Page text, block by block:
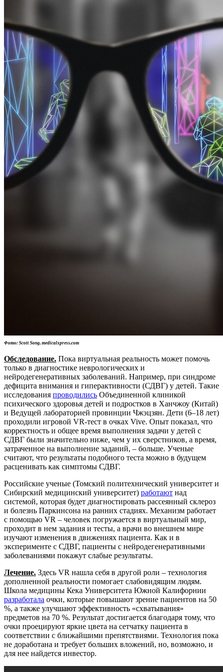
Фото: Scott Song, medicalxpress.com
Обследование. Пока виртуальная реальность может помочь
только в диагностике неврологических и
нейродегенеративных заболеваний. Например, при синдроме
дефицита внимания и гиперактивности (СДВГ) у детей. Такие
исследования проводились Объединенной клиникой
психического здоровья детей и подростков в Ханчжоу (Китай)
и Ведущей лабораторией провинции Чжэцзян. Дети (6–18 лет)
проходили игровой VR-тест в очках Vive. Опыт показал, что
корректность и общее время выполнения задачи у детей с
СДВГ были значительно ниже, чем у их сверстников, а время,
затраченное на выполнение заданий, – больше. Ученые
считают, что результаты подобного теста можно в будущем
расценивать как симптомы СДВГ.
Российские ученые (Томский политехнический университет и
Сибирский медицинский университет) работают над
системой, которая будет диагностировать рассеянный склероз
и болезнь Паркинсона на ранних стадиях. Механизм работает
с помощью VR – человек погружается в виртуальный мир,
проходит в нем задания и тесты, а врачи во внешнем мире
изучают изменения в движениях пациента. Как и в
эксперименте с СДВГ, пациенты с нейродегенеративными
заболеваниями покажут слабые результаты.
Лечение. Здесь VR нашла себя в другой роли – технология
дополненной реальности помогает слабовидящим людям.
Школа медицины Кека Университета Южной Калифорнии
разработала очки, которые повышают зрение пациентов на 50
%, а также улучшают эффективность «схватывания»
предметов на 70 %. Результат достигается благодаря тому, что
очки проецируют яркие цвета на сетчатку пациента в
соответствии с ближайшими препятствиями. Технология пока
не доработана и требует больших вложений, но, возможно, и
для нее найдется инвестор.